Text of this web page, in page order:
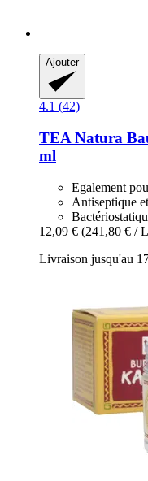
Ajouter
4.1 (42)
TEA Natura
ml
Egalement
Antiseptique
12,09 € (241,80 € /
Livraison jusqu'au